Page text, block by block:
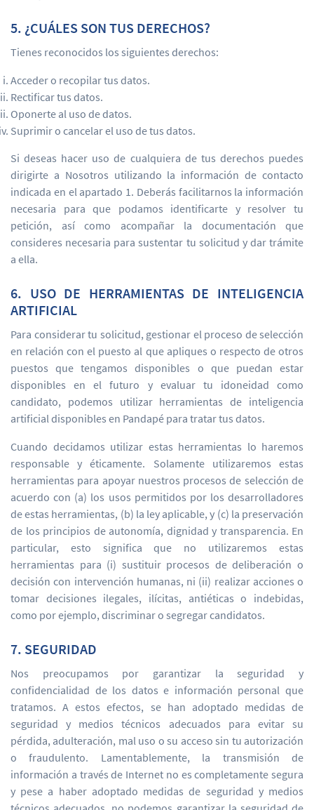
5. ¿CUÁLES SON TUS DERECHOS?
Tienes reconocidos los siguientes derechos:
Acceder o recopilar tus datos.
Rectificar tus datos.
Oponerte al uso de datos.
Suprimir o cancelar el uso de tus datos.
Si deseas hacer uso de cualquiera de tus derechos puedes
dirigirte a Nosotros utilizando la información de contacto
indicada en el apartado 1. Deberás facilitarnos la información
necesaria para que podamos identificarte y resolver tu
petición, así como acompañar la documentación que
consideres necesaria para sustentar tu solicitud y dar trámite
a ella.
6. USO DE HERRAMIENTAS DE INTELIGENCIA
ARTIFICIAL
Para considerar tu solicitud, gestionar el proceso de selección
en relación con el puesto al que apliques o respecto de otros
puestos que tengamos disponibles o que puedan estar
disponibles en el futuro y evaluar tu idoneidad como
candidato, podemos utilizar herramientas de inteligencia
artificial disponibles en Pandapé para tratar tus datos.
Cuando decidamos utilizar estas herramientas lo haremos
responsable y éticamente. Solamente utilizaremos estas
herramientas para apoyar nuestros procesos de selección de
acuerdo con (a) los usos permitidos por los desarrolladores
de estas herramientas, (b) la ley aplicable, y (c) la preservación
de los principios de autonomía, dignidad y transparencia. En
particular, esto significa que no utilizaremos estas
herramientas para (i) sustituir procesos de deliberación o
decisión con intervención humanas, ni (ii) realizar acciones o
tomar decisiones ilegales, ilícitas, antiéticas o indebidas,
como por ejemplo, discriminar o segregar candidatos.
7. SEGURIDAD
Nos preocupamos por garantizar la seguridad y
confidencialidad de los datos e información personal que
tratamos. A estos efectos, se han adoptado medidas de
seguridad y medios técnicos adecuados para evitar su
pérdida, adulteración, mal uso o su acceso sin tu autorización
o fraudulento. Lamentablemente, la transmisión de
información a través de Internet no es completamente segura
y pese a haber adoptado medidas de seguridad y medios